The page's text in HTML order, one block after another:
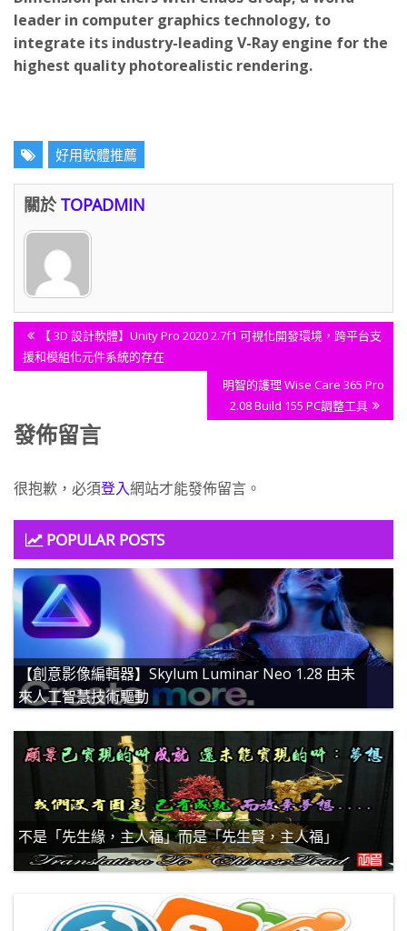
Dimension partners with Chaos Group, a world
leader in computer graphics technology, to
integrate its industry-leading V-Ray engine for the
highest quality photorealistic rendering.
好用軟體推薦
關於
文
章
覽
Previous
Post:
【 3D 設計軟體】Unity Pro 2020 2.7f1 可視化開發環境，跨平台支
援和模組化元件系統的存在
Next
Post:
明智的護理 Wise Care 365 Pro
2.08 Build 155 PC調整工具
發佈留言
POPULAR POSTS
【創意影像編輯器】Skylum Luminar Neo 1.28 由未
來人工智慧技術驅動
不是「先生緣，主人福」而是「先生賢，主人福」